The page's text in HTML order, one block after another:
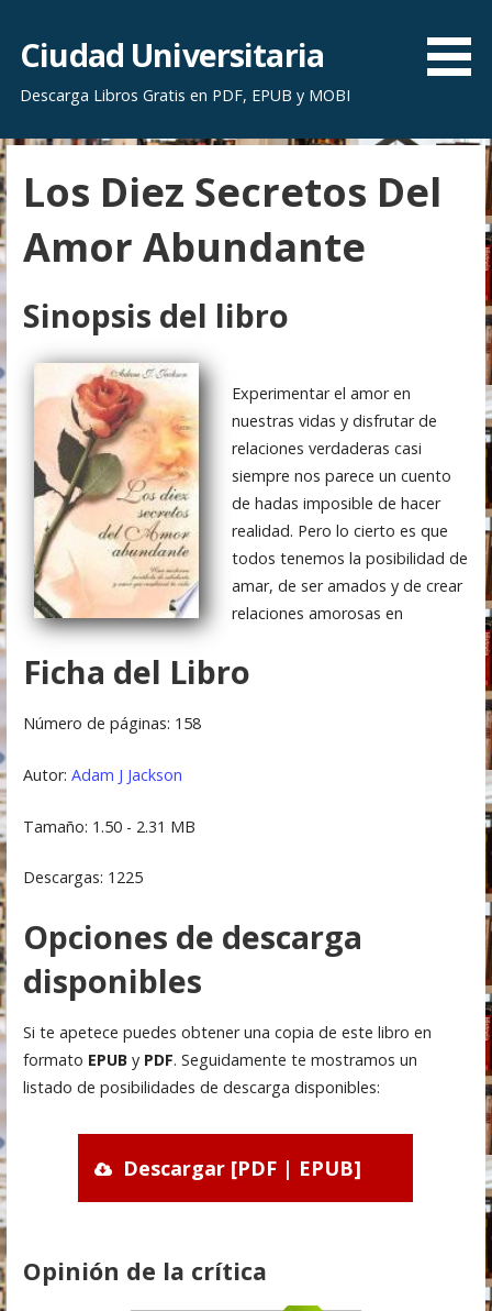
r
a
l
c
o
n
e
n
i
d
o
Ciudad Universitaria
Descarga Libros Gratis en PDF, EPUB y MOBI
Los Diez Secretos Del
Amor Abundante
Sinopsis del libro
Experimentar el amor en
nuestras vidas y disfrutar de
relaciones verdaderas casi
siempre nos parece un cuento
de hadas imposible de hacer
realidad. Pero lo cierto es que
todos tenemos la posibilidad de
amar, de ser amados y de crear
relaciones amorosas en
Ficha del Libro
Número de páginas: 158
Autor: Adam J Jackson
Tamaño: 1.50 - 2.31 MB
Descargas: 1225
Opciones de descarga
disponibles
Si te apetece puedes obtener una copia de este libro en
formato EPUBy PDF. Seguidamente te mostramos un
listado de posibilidades de descarga disponibles:
Descargar [PDF | EPUB]
Opinión de la crítica